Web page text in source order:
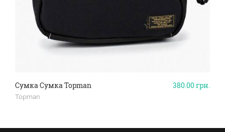
380.00грн.
Сумка Сумка Topman
Topman